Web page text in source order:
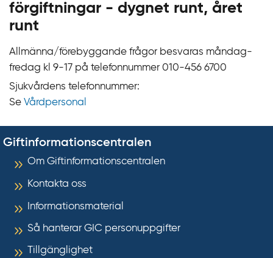
förgiftningar - dygnet runt, året
runt
Allmänna/förebyggande frågor besvaras måndag-
fredag kl 9‍‍-17 på telefonnummer 010‍-‍456 6700
Sjukvårdens telefonnummer:
Se Vårdpersonal
Giftinformationscentralen
Om Giftinformationscentralen
Kontakta oss
Informationsmaterial
Så hanterar GIC personuppgifter
Tillgänglighet